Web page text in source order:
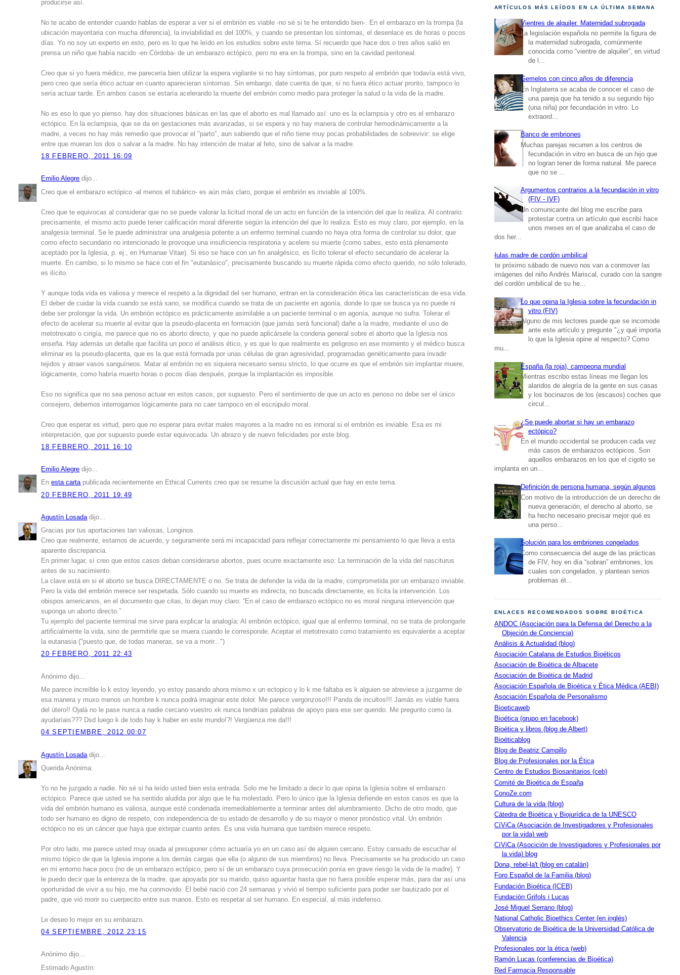
producirse así.
No te acabo de entender cuando hablas de esperar a ver si el embrión es viable -no sé si te he entendido bien-. En el embarazo en la trompa (la
ubicación mayoritaria con mucha diferencia), la inviabilidad es del 100%, y cuando se presentan los síntomas, el desenlace es de horas o pocos
días. Yo no soy un experto en esto, pero es lo que he leído en los estudios sobre este tema. Sí recuerdo que hace dos o tres años salió en
prensa un niño que había nacido -en Córdoba- de un embarazo ectópico, pero no era en la trompa, sino en la cavidad peritoneal.
Creo que si yo fuera médico, me parecería bien utilizar la espera vigilante si no hay síntomas, por puro respeto al embrión que todavía está vivo,
pero creo que sería ético actuar en cuanto aparecieran síntomas. Sin embargo, date cuenta de que, si no fuera ético actuar pronto, tampoco lo
sería actuar tarde. En ambos casos se estaría acelerando la muerte del embrión como medio para proteger la salud o la vida de la madre.
No es eso lo que yo pienso. hay dos situaciones básicas en las que el aborto es mal llamado así: uno es la eclampsia y otro es el embarazo
ectópico. En la eclampsia, que se da en gestaciones más avanzadas, si se espera y no hay manera de controlar hemodinámicamente a la
madre, a veces no hay más remedio que provocar el "parto", aun sabiendo que el niño tiene muy pocas probabilidades de sobrevivir: se elige
entre que mueran los dos o salvar a la madre. No hay intención de matar al feto, sino de salvar a la madre.
18 FEBRERO, 2011 16:09
Emilio Alegre dijo...
Creo que el embarazo ectópico -al menos el tubárico- es aún más claro, porque el embrión es inviable al 100%.
Creo que te equivocas al considerar que no se puede valorar la licitud moral de un acto en función de la intención del que lo realiza. Al contrario:
precisamente, el mismo acto puede tener calificación moral diferente según la intención del que lo realiza. Esto es muy claro, por ejemplo, en la
analgesia terminal. Se le puede administrar una analgesia potente a un enfermo terminal cuando no haya otra forma de controlar su dolor, que
como efecto secundario no intencionado le provoque una insuficiencia respiratoria y acelere su muerte (como sabes, esto está plenamente
aceptado por la Iglesia, p. ej., en Humanae Vitae). Si eso se hace con un fin analgésico, es lícito tolerar el efecto secundario de acelerar la
muerte. En cambio, si lo mismo se hace con el fin "eutanásico", precisamente buscando su muerte rápida como efecto querido, no sólo tolerado,
es ilícito.
Y aunque toda vida es valiosa y merece el respeto a la dignidad del ser humano, entran en la consideración ética las características de esa vida.
El deber de cuidar la vida cuando se está sano, se modifica cuando se trata de un paciente en agonía, donde lo que se busca ya no puede ni
debe ser prolongar la vida. Un embrión ectópico es prácticamente asimilable a un paciente terminal o en agonía, aunque no sufra. Tolerar el
efecto de acelerar su muerte al evitar que la pseudo-placenta en formación (que jamás será funcional) dañe a la madre, mediante el uso de
metotrexato o cirigía, me parece que no es aborto directo, y que no puede aplicársele la condena general sobre el aborto que la Iglesia nos
enseña. Hay además un detalle que facilita un poco el análisis ético, y es que lo que realmente es peligroso en ese momento y el médico busca
eliminar es la pseudo-placenta, que es la que está formada por unas células de gran agresividad, programadas genéticamente para invadir
tejidos y atraer vasos sanguíneos. Matar al embrión no es siquiera necesario sensu stricto, lo que ocurre es que el embrión sin implantar muere,
lógicamente, como habría muerto horas o pocos días después, porque la implantación es imposible.
Eso no significa que no sea penoso actuar en estos casos; por supuesto. Pero el sentimiento de que un acto es penoso no debe ser el único
consejero, debemos interrogarnos lógicamente para no caer tampoco en el escrúpulo moral.
Creo que esperar es virtud, pero que no esperar para evitar males mayores a la madre no es inmoral si el embrión es inviable. Esa es mi
interpretación, que por supuesto puede estar equivocada. Un abrazo y de nuevo felicidades por este blog.
18 FEBRERO, 2011 16:10
Emilio Alegre dijo...
Enesta cartapublicada recientemente en Ethical Currents creo que se resume la discusión actual que hay en este tema.
20 FEBRERO, 2011 19:49
Agustín Losadadijo...
Gracias por tus aportaciones tan valiosas, Longinos.
Creo que realmente, estamos de acuerdo, y seguramente será mi incapacidad para reflejar correctamente mi pensamiento lo que lleva a esta
aparente discrepancia.
En primer lugar, sí creo que estos casos deban considerarse abortos, pues ocurre exactamente eso: La terminación de la vida del nasciturus
antes de su nacimiento.
La clave está en si el aborto se busca DIRECTAMENTE o no. Se trata de defender la vida de la madre, comprometida por un embarazo inviable.
Pero la vida del embrión merece ser respetada. Sólo cuando su muerte es indirecta, no buscada directamente, es lícita la intervención. Los
obispos americanos, en el documento que citas, lo dejan muy claro: “En el caso de embarazo ectópico no es moral ninguna intervención que
suponga un aborto directo.”
Tu ejemplo del paciente terminal me sirve para explicar la analogía: Al embrión ectópico, igual que al enfermo terminal, no se trata de prolongarle
artificialmente la vida, sino de permitirle que se muera cuando le corresponde. Aceptar el metotrexato como tratamiento es equivalente a aceptar
la eutanasia ("puesto que, de todas maneras, se va a morir...")
20 FEBRERO, 2011 22:43
Anónimo dijo...
Me parece increíble lo k estoy leyendo, yo estoy pasando ahora mismo x un ectopico y lo k me faltaba es k alguien se atreviese a juzgarme de
esa manera y muxo menos un hombre k nunca podrá imaginar este dolor. Me parece vergonzoso!!! Panda de incultos!!! Jamás es viable fuera
del útero!! Ojalá no le pase nunca a nadie cercano vuestro xk nunca tendríais palabras de apoyo para ese ser querido. Me pregunto como la
ayudaríais??? Dsd luego k de todo hay k haber en este mundo!?! Vergüenza me da!!!
04 SEPTIEMBRE, 2012 00:07
Agustín Losada dijo...
Querida Anónima:
Yo no he juzgado a nadie. No sé si ha leído usted bien esta entrada. Solo me he limitado a decir lo que opina la Iglesia sobre el embarazo
ectópico. Parece que usted se ha sentido aludida por algo que le ha molestado. Pero lo único que la Iglesia defiende en estos casos es que la
vida del embrión humano es valiosa, aunque esté condenada irremediablemente a terminar antes del alumbramiento. Dicho de otro modo, que
todo ser humano es digno de respeto, con independencia de su estado de desarrollo y de su mayor o menor pronóstico vital. Un embrión
ectópico no es un cáncer que haya que extirpar cuanto antes. Es una vida humana que también merece respeto.
Por otro lado, me parece usted muy osada al presuponer cómo actuaría yo en un caso así de alguien cercano. Estoy cansado de escuchar el
mismo tópico de que la Iglesia impone a los demás cargas que ella (o alguno de sus miembros) no lleva. Precisamente se ha producido un caso
en mi entorno hace poco (no de un embarazo ectópico, pero sí de un embarazo cuya prosecución ponía en grave riesgo la vida de la madre). Y
le puedo decir que la entereza de la madre, que apoyada por su marido, quiso aguantar hasta que no fuera posible esperar más, para dar así una
oportunidad de vivir a su hijo, me ha conmovido. El bebé nació con 24 semanas y vivió el tiempo suficiente para poder ser bautizado por el
padre, que vió morir su cuerpecito entre sus manos. Esto es respetar al ser humano. En especial, al más indefenso.
Le deseo lo mejor en su embarazo.
04 SEPTIEMBRE, 2012 23:15
Anónimo dijo...
Estimado Agustín:
ARTÍCULOS MÁS LEÍDOS EN LA ÚLTIMA SEMANA
Vientres de alquiler. Maternidad subrogada
La legislación española no permite la figura de
la maternidad subrogada, comúnmente
conocida como “vientre de alquiler”, en virtud
de l...
Gemelos con cinco años de diferencia
En Inglaterra se acaba de conocer el caso de
una pareja que ha tenido a su segundo hijo
(una niña) por fecundación in vitro. Lo
extraord...
Banco de embriones
Muchas parejas recurren a los centros de
fecundación in vitro en busca de un hijo que
no logran tener de forma natural. Me parece
que no se ...
Argumentos contrarios a la fecundación in vitro
(FIV - IVF)
Un comunicante del blog me escribe para
protestar contra un artículo que escribí hace
unos meses en el que analizaba el caso de
dos her...
Células madre de cordón umbilical
Este próximo sábado de nuevo nos van a conmover las
imágenes del niño Andrés Mariscal, curado con la sangre
del cordón umbilical de su he...
Lo que opina la Iglesia sobre la fecundación in
vitro (FIV)
Alguno de mis lectores puede que se incomode
ante este artículo y pregunte "¿y qué importa
lo que la Iglesia opine al respecto? Como
mu...
España (la roja), campeona mundial
Mientras escribo estas líneas me llegan los
alaridos de alegría de la gente en sus casas
y los bocinazos de los (escasos) coches que
circul...
¿Se puede abortar si hay un embarazo
ectópico?
En el mundo occidental se producen cada vez
más casos de embarazos ectópicos. Son
aquellos embarazos en los que el cigoto se
implanta en un...
Definición de persona humana, según algunos
Con motivo de la introducción de un derecho de
nueva generación, el derecho al aborto, se
ha hecho necesario precisar mejor qué es
una perso...
Solución para los embriones congelados
Como consecuencia del auge de las prácticas
de FIV, hoy en día “sobran” embriones, los
cuales son congelados, y plantean serios
problemas ét...
ENLACES RECOMENDADOS SOBRE BIOÉTICA
ANDOC (Asociación para la Defensa del Derecho a la
Objeción de Conciencia)
Análisis & Actualidad (blog)
Asociación Catalana de Estudios Bioéticos
Asociación de Bioética de Albacete
Asociación de Bioética de Madrid
Asociación Española de Bioética y Ética Médica (AEBI)
Asociación Española de Personalismo
Bioeticaweb
Bioética (grupo en facebook)
Bioética y libros (blog de Albert)
Bioéticablog
Blog de Beatriz Campillo
Blog de Profesionales por la Ética
Centro de Estudios Biosanitarios (ceb)
Comité de Bioética de España
ConoZe.com
Cultura de la vida (blog)
Cátedra de Bioética y Biojurídica de la UNESCO
CíViCa (Asociación de Investigadores y Profesionales
por la vida) web
CíViCa (Asocición de Investigadores y Profesionales por
la vida) blog
Dona, rebel-la't (blog en catalán)
Foro Español de la Familia (blog)
Fundación Bioética (ICEB)
Fundación Grifols i Lucas
José Miguel Serrano (blog)
National Catholic Bioethics Center (en inglés)
Observatorio de Bioética de la Universidad Católica de
Valencia
Profesionales por la ética (web)
Ramón Lucas (conferencias de Bioética)
Red Farmacia Responsable